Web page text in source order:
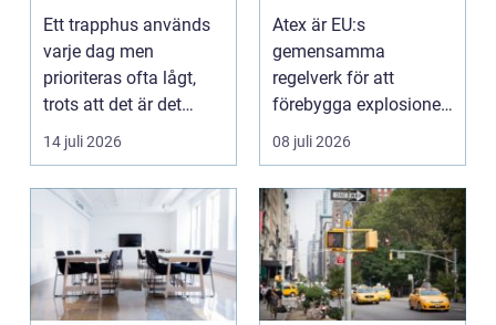
tryggt och trivsamt
trapphus
Ett trapphus används
varje dag men
prioriteras ofta lågt,
trots att det är det
f&oum...
14 juli 2026
Atex är EU:s
gemensamma
regelverk för att
förebygga explosioner
i arbetsmiljöer ...
08 juli 2026